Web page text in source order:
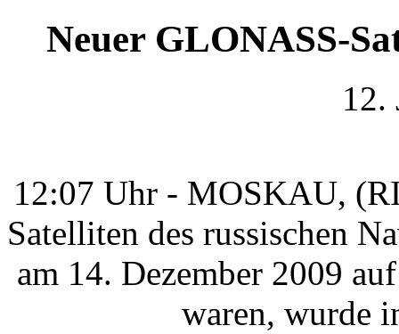
Neuer GLONASS-
12.
12:07 Uhr - MOSKAU,
Satelliten des russischen
am 14. Dezember 2009
waren, wurde